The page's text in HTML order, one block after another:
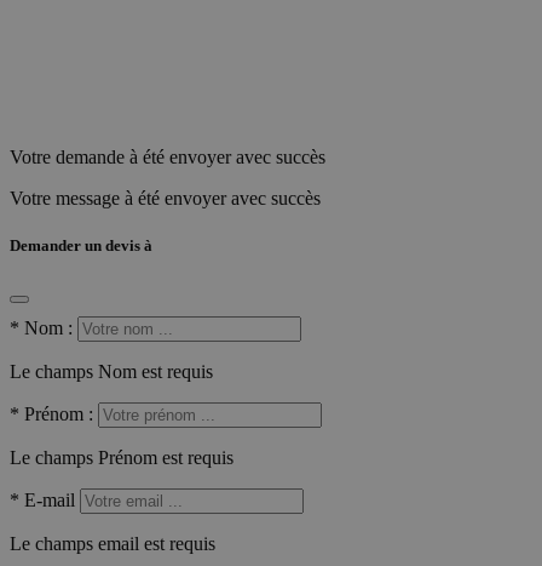
Votre demande à été envoyer avec succès
Votre message à été envoyer avec succès
Demander un devis à
* Nom :
Le champs Nom est requis
* Prénom :
Le champs Prénom est requis
* E-mail
Le champs email est requis